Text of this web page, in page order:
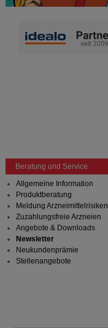
Beratung und Service
Allgemeine Information
Produktberatung
Meldung Arzneimittelrisiken
Zuzahlungsfreie Arzneien
Angebote & Downloads
Newsletter
Neukundenprämie
Stellenangebote